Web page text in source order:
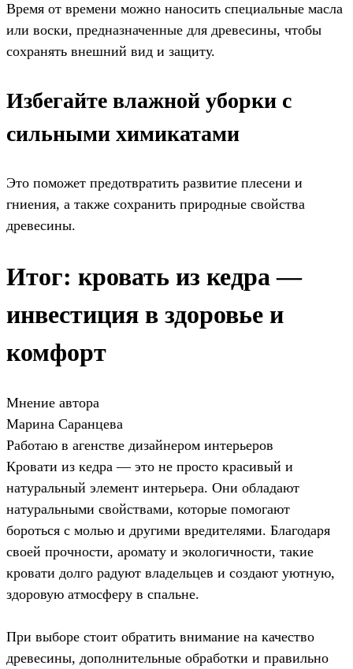
Время от времени можно наносить специальные масла
или воски, предназначенные для древесины, чтобы
сохранять внешний вид и защиту.
Избегайте влажной уборки с
сильными химикатами
Это поможет предотвратить развитие плесени и
гниения, а также сохранить природные свойства
древесины.
Итог: кровать из кедра —
инвестиция в здоровье и
комфорт
Мнение автора
Марина Саранцева
Работаю в агенстве дизайнером интерьеров
Кровати из кедра — это не просто красивый и
натуральный элемент интерьера. Они обладают
натуральными свойствами, которые помогают
бороться с молью и другими вредителями. Благодаря
своей прочности, аромату и экологичности, такие
кровати долго радуют владельцев и создают уютную,
здоровую атмосферу в спальне.
При выборе стоит обратить внимание на качество
древесины, дополнительные обработки и правильно